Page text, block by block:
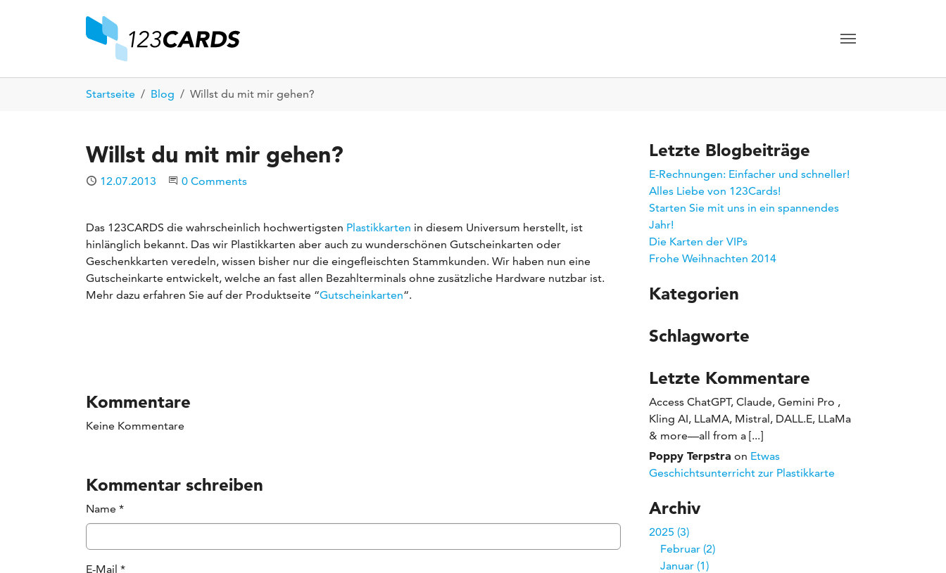
Startseite Blog Willst du mit mir gehen?
Willst du mit mir gehen?
Published
12.07.2013 Start the Conversation
0 Comments
Das 123CARDS die wahrscheinlich hochwertigsten Plastikkarten in diesem Universum herstellt, ist
hinlänglich bekannt. Das wir Plastikkarten aber auch zu wunderschönen Gutscheinkarten oder
Geschenkkarten veredeln, wissen bisher nur die eingefleischten Stammkunden. Wir haben nun eine
Gutscheinkarte entwickelt, welche an fast allen Bezahlterminals ohne zusätzliche Hardware nutzbar ist.
Mehr dazu erfahren Sie auf der Produktseite “Gutscheinkarten“.
Kommentare
Keine Kommentare
Kommentar schreiben
Name *
E-Mail *
Letzte Blogbeiträge
E-Rechnungen: Einfacher und schneller!
Alles Liebe von 123Cards!
Starten Sie mit uns in ein spannendes
Jahr!
Die Karten der VIPs
Frohe Weihnachten 2014
Kategorien
Schlagworte
Letzte Kommentare
Access ChatGPT, Claude, Gemini Pro ,
Kling AI, LLaMA, Mistral, DALL.E, LLaMa
& more—all from a [...]
Poppy Terpstra on Etwas
Geschichtsunterricht zur Plastikkarte
Archiv
2025 3
Februar 2
Januar 1